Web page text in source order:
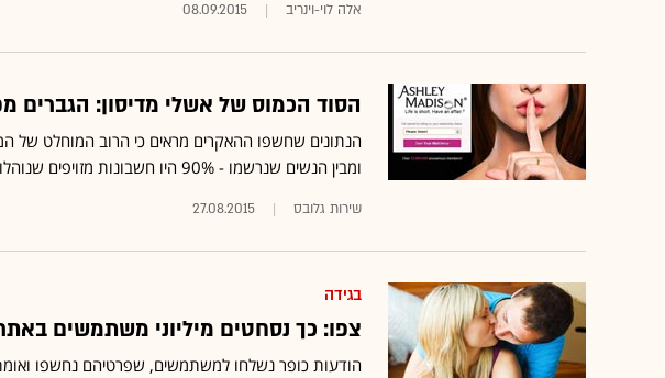
אלה לוי-וינריב 08.09.2015
הסוד הכמוס של אשלי מדיסון: הגברים
הנתונים שחשפו ההאקרים מראים כי הרוב המוחלט של
ומבין הנשים שנרשמו - 90% היו חשבונות מזויפים שנוהלו ע"י החברה
שירות גלובס 27.08.2015
בגידה
צפו: כך נסחטים מיליוני משתמשים
הודעות כופר נשלחו למשתמשים, שפרטיהם נחשפו